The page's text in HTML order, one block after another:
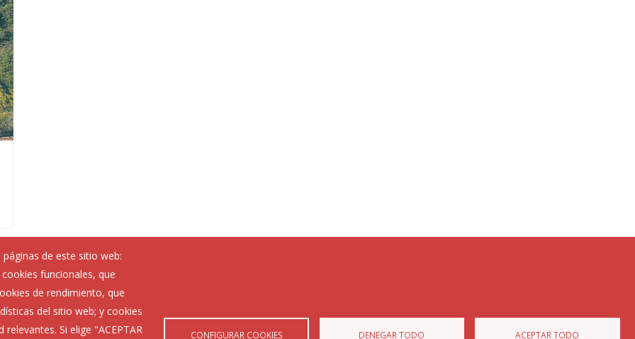
de este sitio web:
funcionales, que
de rendimiento, que
del sitio web; y cookies
Si elige "ACEPTAR
CONFIGURAR COOKIES DENEGAR TODO ACEPTAR TODO
Corporación Municipal
Teléfonos de interés